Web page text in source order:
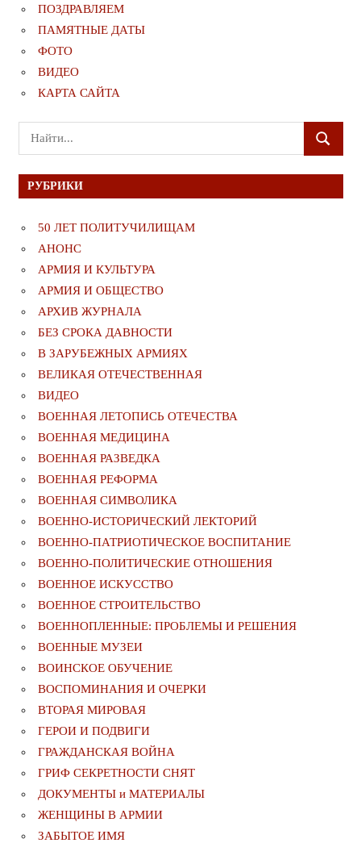
ПОЗДРАВЛЯЕМ
ПАМЯТНЫЕ ДАТЫ
ФОТО
ВИДЕО
КАРТА САЙТА
Поиск
для:
ПОИСК
РУБРИКИ
50 ЛЕТ ПОЛИТУЧИЛИЩАМ
АНОНС
АРМИЯ И КУЛЬТУРА
АРМИЯ И ОБЩЕСТВО
АРХИВ ЖУРНАЛА
БЕЗ СРОКА ДАВНОСТИ
В ЗАРУБЕЖНЫХ АРМИЯХ
ВЕЛИКАЯ ОТЕЧЕСТВЕННАЯ
ВИДЕО
ВОЕННАЯ ЛЕТОПИСЬ ОТЕЧЕСТВА
ВОЕННАЯ МЕДИЦИНА
ВОЕННАЯ РАЗВЕДКА
ВОЕННАЯ РЕФОРМА
ВОЕННАЯ СИМВОЛИКА
ВОЕННО-ИСТОРИЧЕСКИЙ ЛЕКТОРИЙ
ВОЕННО-ПАТРИОТИЧЕСКОЕ ВОСПИТАНИЕ
ВОЕННО-ПОЛИТИЧЕСКИE ОТНОШЕНИЯ
ВОЕННОЕ ИСКУССТВО
ВОЕННОЕ СТРОИТЕЛЬСТВО
ВОЕННОПЛЕННЫЕ: ПРОБЛЕМЫ И РЕШЕНИЯ
ВОЕННЫЕ МУЗЕИ
ВОИНСКОЕ ОБУЧЕНИЕ
ВОСПОМИНАНИЯ И ОЧЕРКИ
ВТОРАЯ МИРОВАЯ
ГЕРОИ И ПОДВИГИ
ГРАЖДАНСКАЯ ВОЙНА
ГРИФ СЕКРЕТНОСТИ СНЯТ
ДОКУМЕНТЫ и МАТЕРИАЛЫ
ЖЕНЩИНЫ В АРМИИ
ЗАБЫТОЕ ИМЯ